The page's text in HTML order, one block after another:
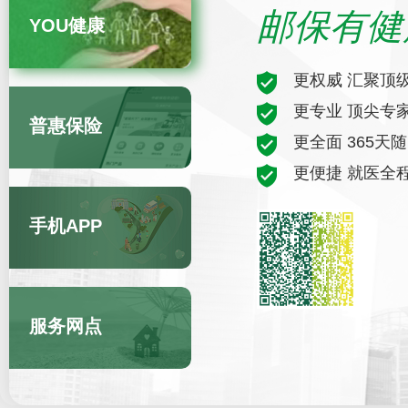
YOU健康
普惠保险
手机APP
服务网点
邮保有
更权威 汇聚顶
更专业 顶尖专
更全面 365天
更便捷 就医全